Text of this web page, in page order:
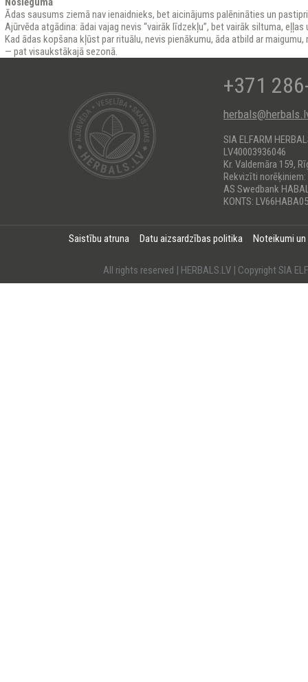
Ādas sausums ziemā nav ienaidnieks, bet aicinājums palēnināties un
Ajūrvēda atgādina: ādai vajag nevis “vairāk līdzekļu”, bet vairāk siltuma,
Kad ādas kopšana kļūst par rituālu, nevis pienākumu, āda atbild ar
— pat visaukstākajā sezonā.
+371
SIA ELFARM
LV40003936046
Kr. Valdemāra 159,
Rekvizīti norēķiniem:
AS Swedbank
KONTS:
Saistību atruna Datu aizsardzības politika Noteikumi
All rights reserved | HERBALS.LV | Copyright SIA